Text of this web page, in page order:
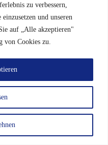
zu verbessern,
und unseren
auf „Alle akzeptieren"
von Cookies zu.